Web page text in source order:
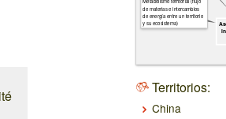
de materias e intercambios
de energía entre un territorio
y su ecosistema)
Territorios:
China